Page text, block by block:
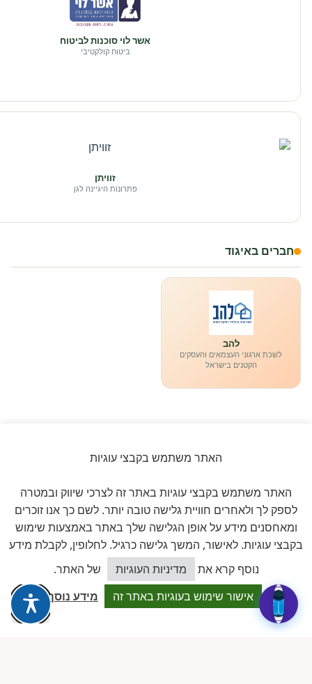
אשר לוי סוכנות לביטוח
ביטוח קולקטיבי
זוויתן
פתרונות היגיינה לגן
חברים באיגוד
להב
לשכת ארגוני העצמאים והעסקים
הקטנים בישראל
דירוג 5 ★ מתוך 5
★★★★★על בסיס11 ביקורות מאומתות
לכל הביקורות ב-Google
D
האתר משתמש בקבצי עוגיות
האתר משתמש בקבצי עוגיות באתר זה לצרכי שיווק ובמטרה
לספק לך ולאחרים חוויית גלישה טובה יותר. לשם כך אנו זוכרים
ומאחסנים מידע על אופן הגלישה שלך באתר באמצעות שימוש
בקבצי עוגיות. לאישור, המשך גלישה כרגיל. לחלופין, לקבלת מידע
נוסף קרא את
מדיניות העוגיות
של האתר.
אישור שימוש בעוגיות באתר זה
מידע נוסף
כיצד אוכל לסייע?